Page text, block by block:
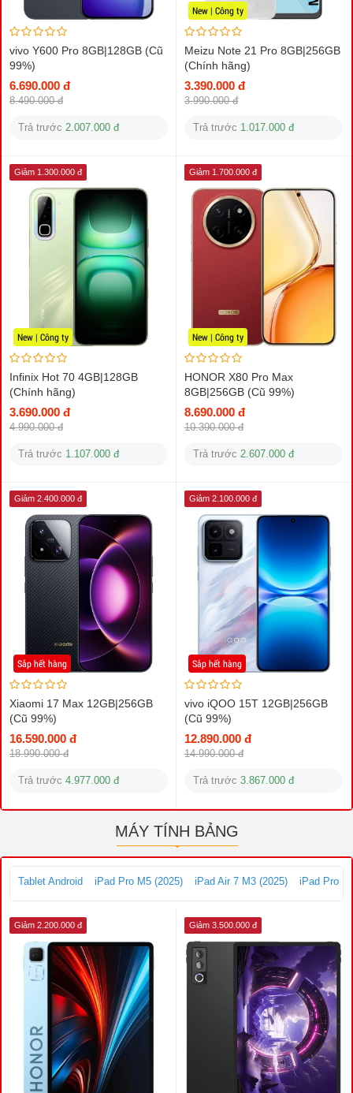
vivo Y600 Pro 8GB|128GB (Cũ
99%)
6.690.000 đ
8.490.000 đ
Trả trước 2.007.000 đ
New | Công ty
Meizu Note 21 Pro 8GB|256GB
(Chính hãng)
3.390.000 đ
3.990.000 đ
Trả trước 1.017.000 đ
New | Công ty
Giảm 1.300.000 đ
Infinix Hot 70 4GB|128GB
(Chính hãng)
3.690.000 đ
4.990.000 đ
Trả trước 1.107.000 đ
New | Công ty
Giảm 1.700.000 đ
HONOR X80 Pro Max
8GB|256GB (Cũ 99%)
8.690.000 đ
10.390.000 đ
Trả trước 2.607.000 đ
Sắp hết hàng
Giảm 2.400.000 đ
Xiaomi 17 Max 12GB|256GB
(Cũ 99%)
16.590.000 đ
18.990.000 đ
Trả trước 4.977.000 đ
Sắp hết hàng
Giảm 2.100.000 đ
vivo iQOO 15T 12GB|256GB
(Cũ 99%)
12.890.000 đ
14.990.000 đ
Trả trước 3.867.000 đ
MÁY TÍNH BẢNG
Tablet Android iPad Pro M5 (2025) iPad Air 7 M3 (2025) iPad Pro
Giảm 2.200.000 đ Giảm 3.500.000 đ